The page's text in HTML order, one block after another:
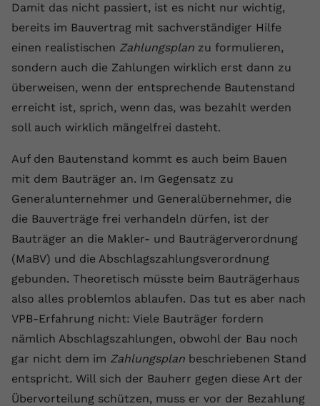
Damit das nicht passiert, ist es nicht nur wichtig,
bereits im Bauvertrag mit sachverständiger Hilfe
einen realistischen Zahlungsplan zu formulieren,
sondern auch die Zahlungen wirklich erst dann zu
überweisen, wenn der entsprechende Bautenstand
erreicht ist, sprich, wenn das, was bezahlt werden
soll auch wirklich mängelfrei dasteht.
Auf den Bautenstand kommt es auch beim Bauen
mit dem Bauträger an. Im Gegensatz zu
Generalunternehmer und Generalübernehmer, die
die Bauverträge frei verhandeln dürfen, ist der
Bauträger an die Makler- und Bauträgerverordnung
(MaBV) und die Abschlagszahlungsverordnung
gebunden. Theoretisch müsste beim Bauträgerhaus
also alles problemlos ablaufen. Das tut es aber nach
VPB-Erfahrung nicht: Viele Bauträger fordern
nämlich Abschlagszahlungen, obwohl der Bau noch
gar nicht dem im Zahlungsplan beschriebenen Stand
entspricht. Will sich der Bauherr gegen diese Art der
Übervorteilung schützen, muss er vor der Bezahlung
YouTube setzt diesen Cookie, um die
Videopräferenzen des Benutzers zu
speichern, der eingebettete YouTube-
Videos verwendet.
Name yt.innertube::requests
Dieser von YouTube gesetzte Cookie
registriert eine eindeutige ID, um
Videos von YouTube der Nutzer
gesehen hat.
Anbieter Youtube.com
Dieser von YouTube gesetzte Cookie